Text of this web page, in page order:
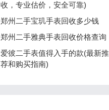
收，专业估价，安全可靠)
郑州二手宝玑手表回收多少钱
郑州二手雅典手表回收价格查询
爱彼二手表值得入手的款(最新推
荐和购买指南)